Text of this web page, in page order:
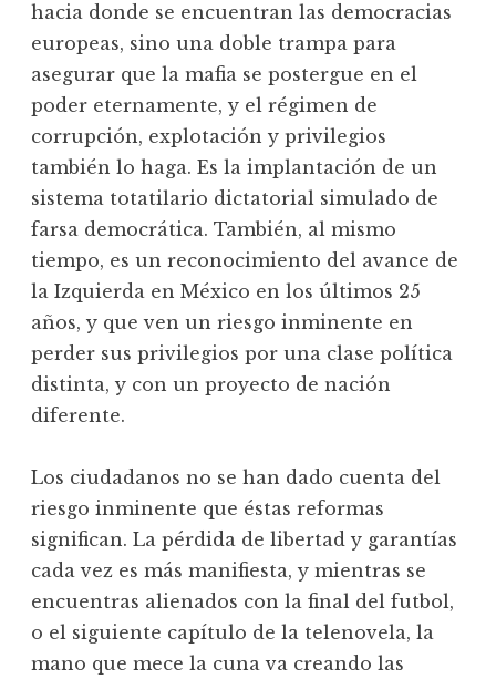
hacia donde se encuentran las democracias
europeas, sino una doble trampa para
asegurar que la mafia se postergue en el
poder eternamente, y el régimen de
corrupción, explotación y privilegios
también lo haga. Es la implantación de un
sistema totatilario dictatorial simulado de
farsa democrática. También, al mismo
tiempo, es un reconocimiento del avance de
la Izquierda en México en los últimos 25
años, y que ven un riesgo inminente en
perder sus privilegios por una clase política
distinta, y con un proyecto de nación
diferente.
Los ciudadanos no se han dado cuenta del
riesgo inminente que éstas reformas
significan. La pérdida de libertad y garantías
cada vez es más manifiesta, y mientras se
encuentras alienados con la final del futbol,
o el siguiente capítulo de la telenovela, la
mano que mece la cuna va creando las